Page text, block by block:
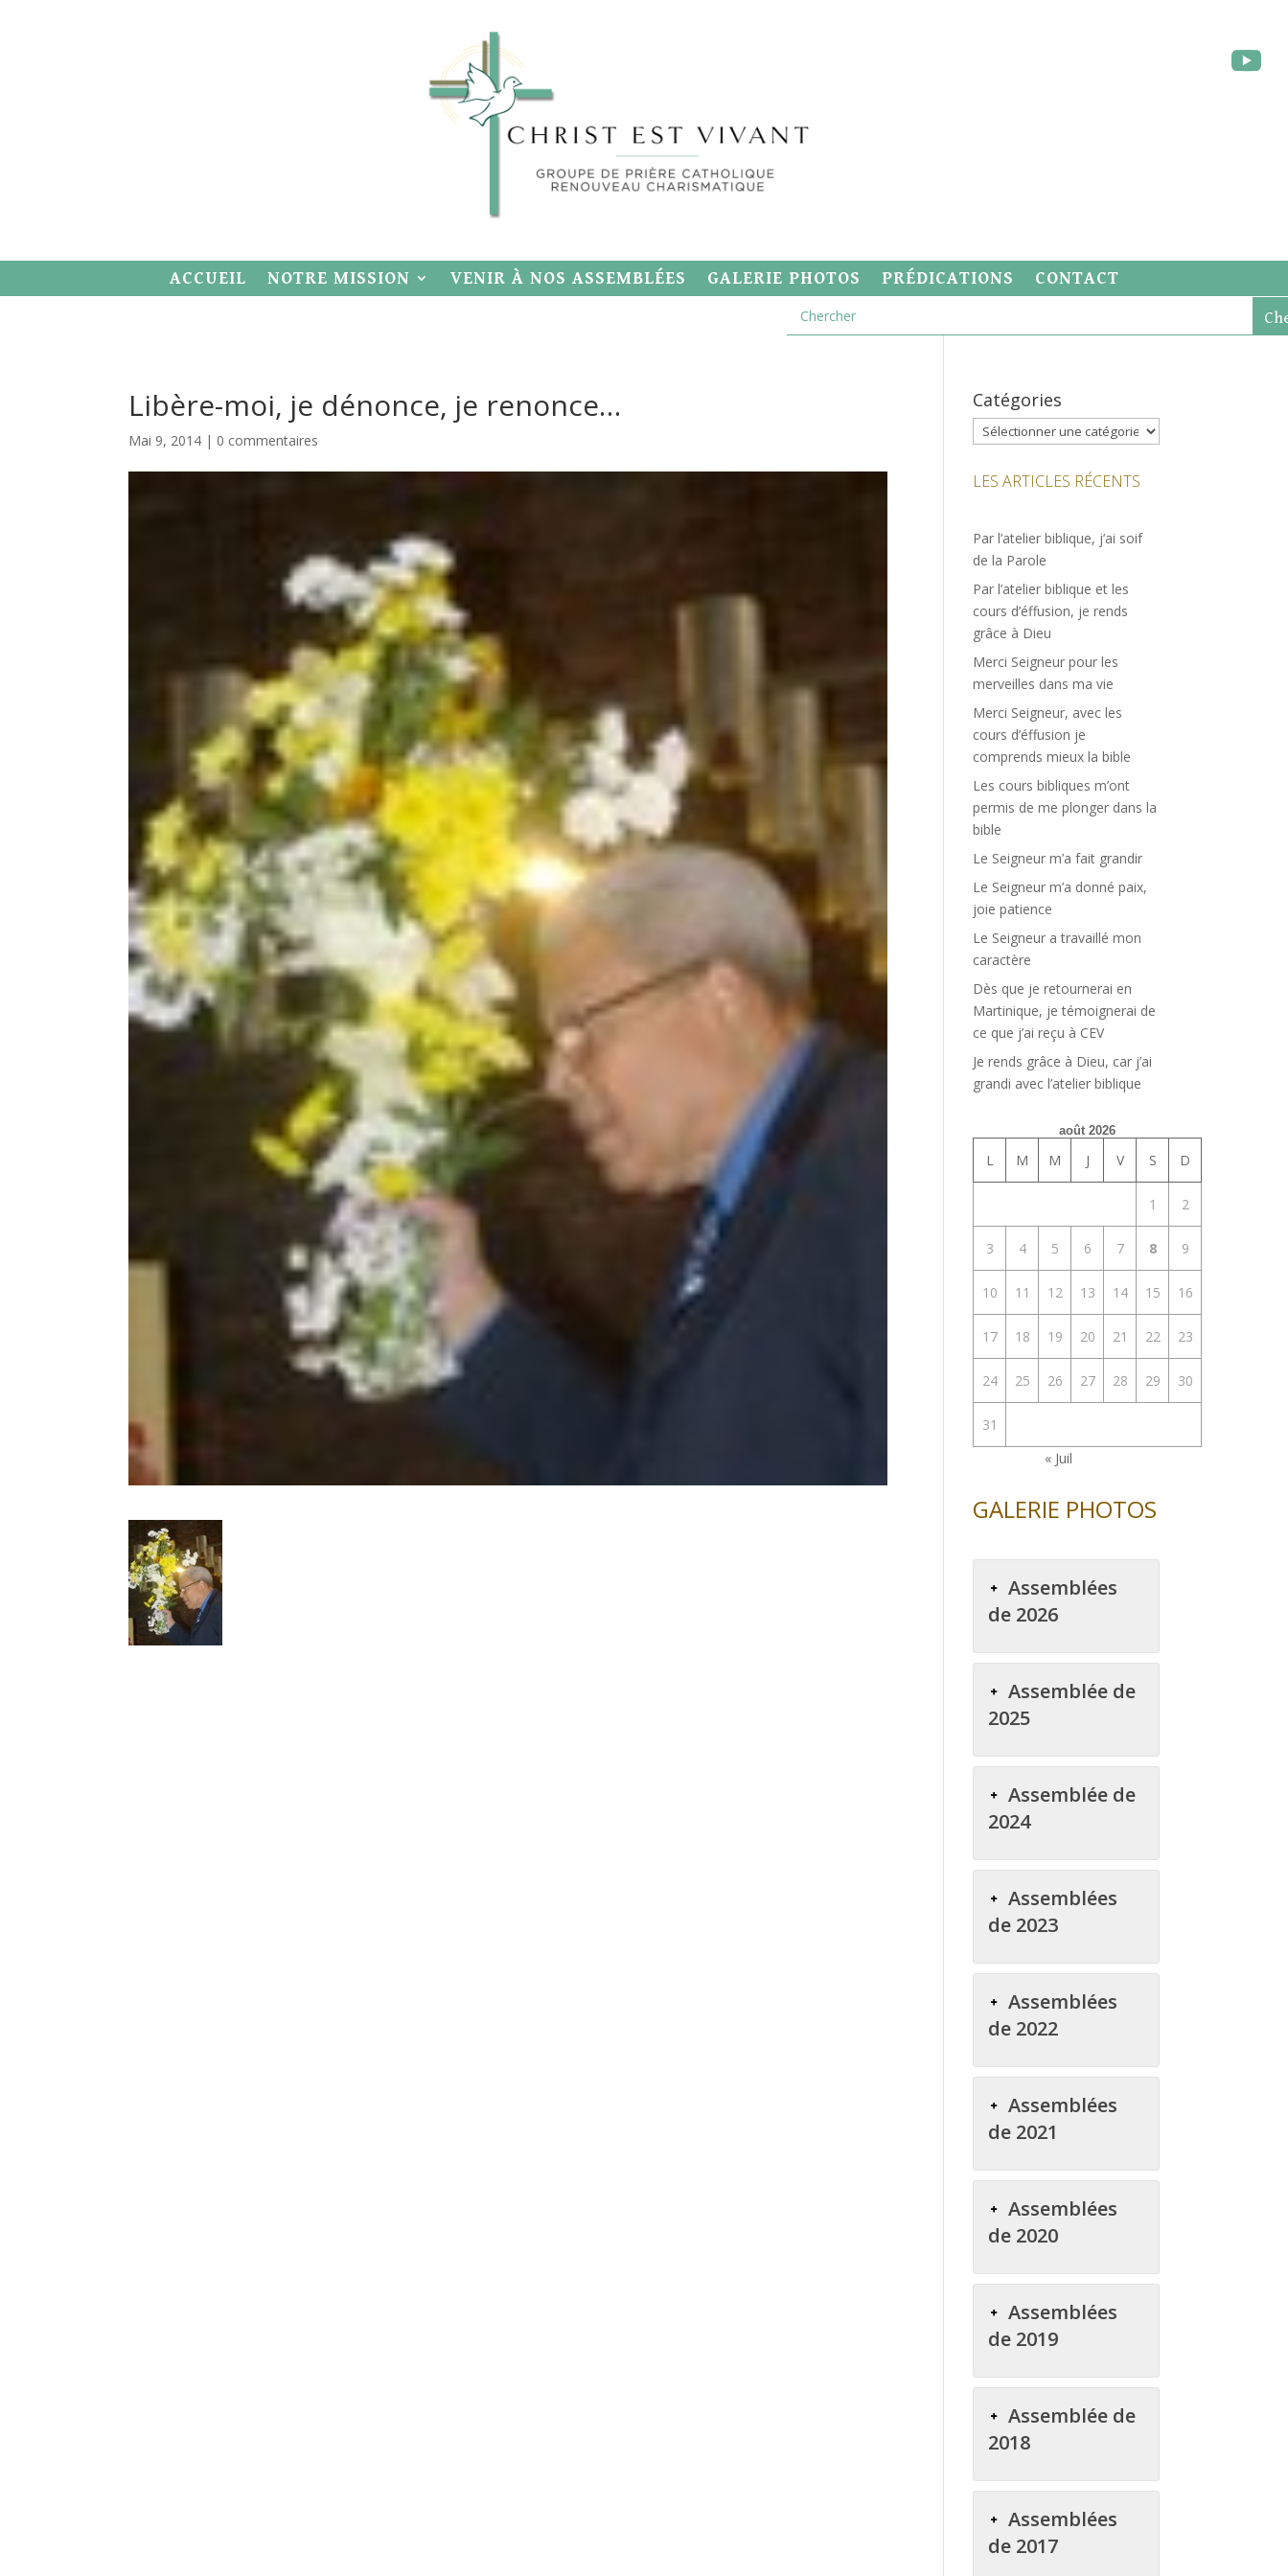
ACCUEIL NOTRE MISSION VENIR À NOS ASSEMBLÉES GALERIE PHOTOS PRÉDICATIONS CONTACT
Libère-moi, je dénonce, je renonce…
Mai 9, 2014 | 0 commentaires
Catégories
Catégories
LES ARTICLES RÉCENTS
Par l’atelier biblique, j’ai soif
de la Parole
Par l’atelier biblique et les
cours d’éffusion, je rends
grâce à Dieu
Merci Seigneur pour les
merveilles dans ma vie
Merci Seigneur, avec les
cours d’éffusion je
comprends mieux la bible
Les cours bibliques m’ont
permis de me plonger dans la
bible
Le Seigneur m’a fait grandir
Le Seigneur m’a donné paix,
joie patience
Le Seigneur a travaillé mon
caractère
Dès que je retournerai en
Martinique, je témoignerai de
ce que j’ai reçu à CEV
Je rends grâce à Dieu, car j’ai
grandi avec l’atelier biblique
août 2026
L M M J V S D
1 2
3 4 5 6 7 8 9
10 11 12 13 14 15 16
17 18 19 20 21 22 23
24 25 26 27 28 29 30
31
« Juil
GALERIE PHOTOS
Assemblées
de 2026
Assemblée de
2025
Assemblée de
2024
Assemblées
de 2023
Assemblées
de 2022
Assemblées
de 2021
Assemblées
de 2020
Assemblées
de 2019
Assemblée de
2018
Assemblées
de 2017